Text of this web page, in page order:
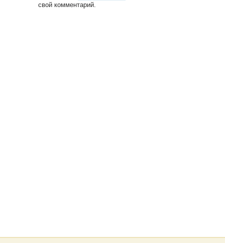
свой комментарий.